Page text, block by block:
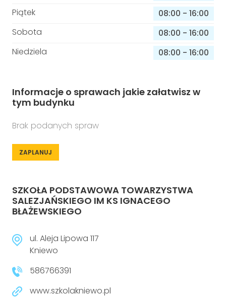
Piątek
08:00 - 16:00
Sobota
08:00 - 16:00
Niedziela
08:00 - 16:00
Informacje o sprawach jakie załatwisz w
tym budynku
Brak podanych spraw
ZAPLANUJ
SZKOŁA PODSTAWOWA TOWARZYSTWA
SALEZJAŃSKIEGO IM KS IGNACEGO
BŁAŻEWSKIEGO
ul. Aleja Lipowa 117
Kniewo
586766391
www.szkolakniewo.pl